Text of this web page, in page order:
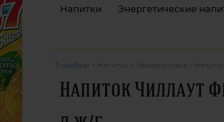
Напитки Энергетические
TradeBeer - Напитки - Черноголовка -
Напиток Чиллаут